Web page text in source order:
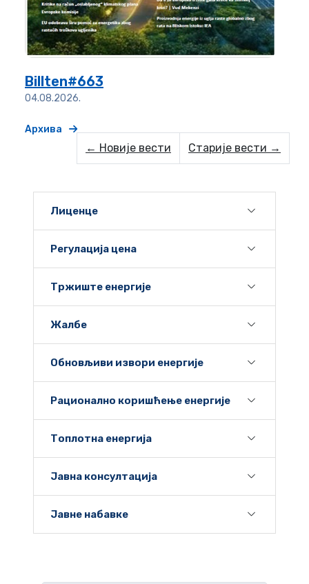
Billten#663
04.08.2026.
Архива
← Новије вести Старије вести →
Лиценце
Регулација цена
Тржиште енергије
Жалбе
Обновљиви извори енергије
Рационално коришћење енергије
Топлотна енергија
Јавна консултација
Јавне набавке